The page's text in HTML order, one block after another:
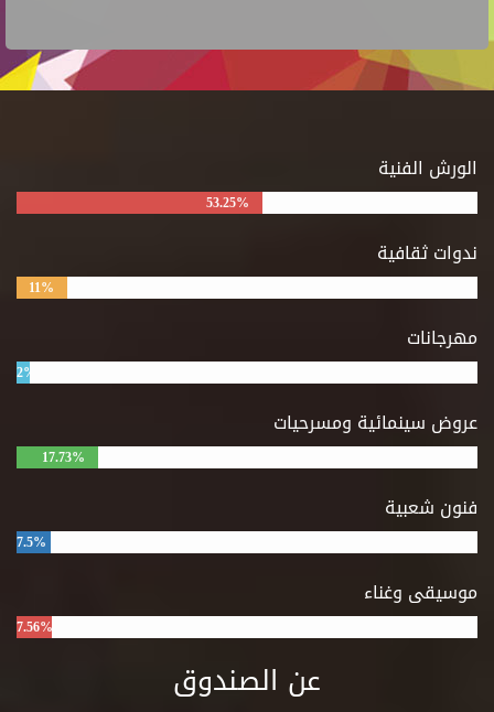
الورش الفنية
53.25%
ندوات ثقافية
11%
مهرجانات
2%
عروض سينمائية ومسرحيات
17.73%
فنون شعبية
7.5%
موسيقى وغناء
7.56%
عن الصندوق